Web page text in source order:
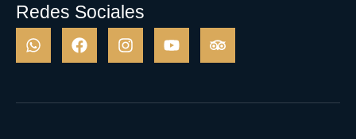
Redes Sociales